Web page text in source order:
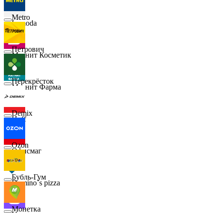
Lamoda
Магнит Косметик
Магнит Фарма
Hoff
Офисмаг
Domino`s pizza
Metro
Петрович
Перекрёсток
Demix
Ozon
Бубль-Гум
Монетка